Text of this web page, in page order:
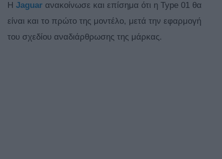
H Jaguar ανακοίνωσε και επίσημα ότι η Type 01 θα
είναι και το πρώτο της μοντέλο, μετά την εφαρμογή
του σχεδίου αναδιάρθρωσης της μάρκας.